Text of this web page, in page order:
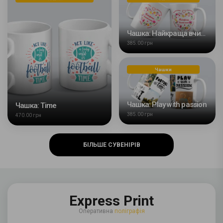
Чашка: Time
470.00 грн
Чашка: Найкраща вчителька
385.00 грн
Чашки
Чашка: Play with passion
385.00 грн
БІЛЬШЕ СУВЕНІРІВ
Express Print
Оперативна поліграфія